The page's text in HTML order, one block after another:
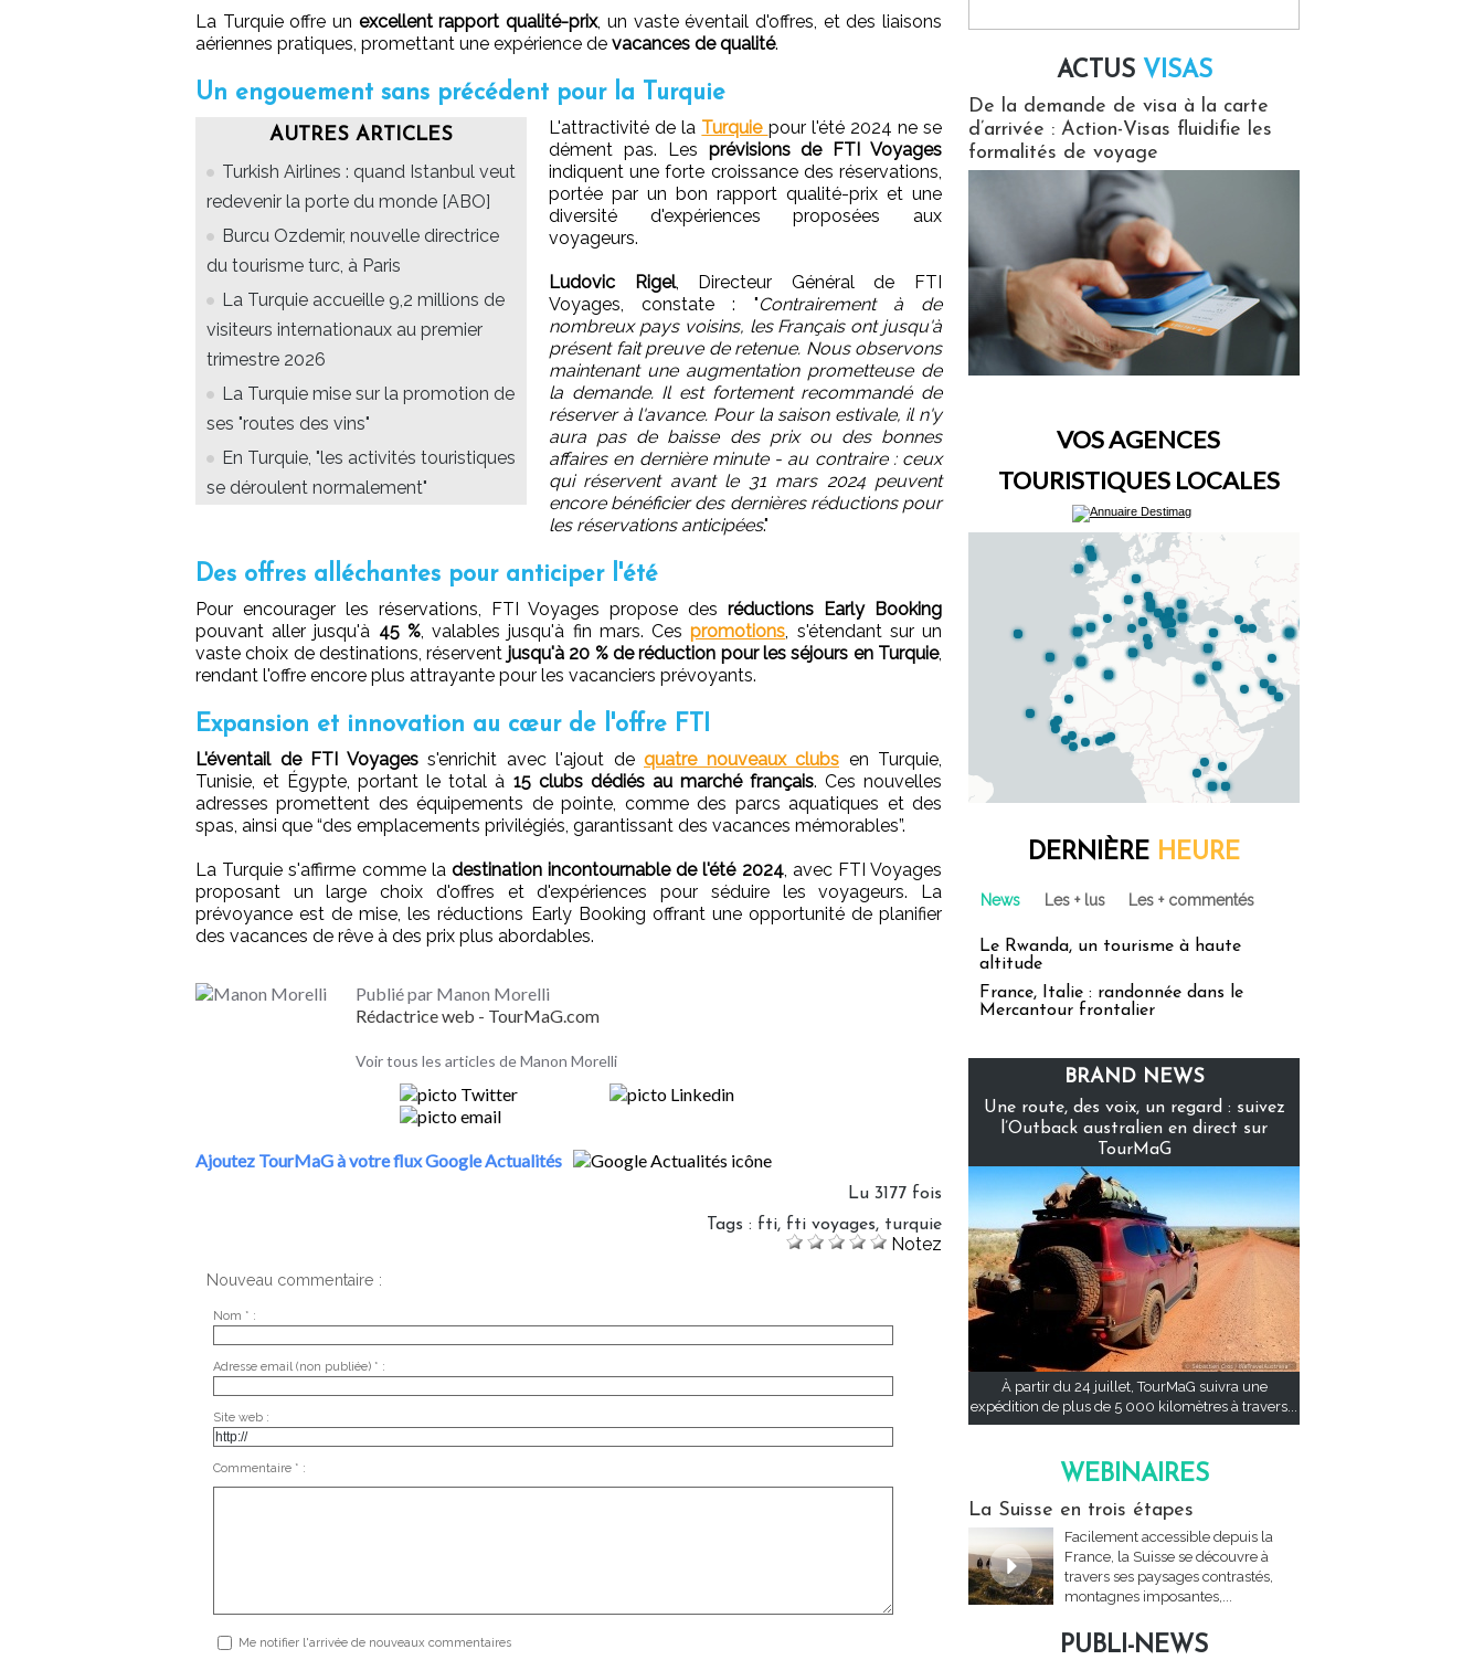
La Turquie offre un excellent rapport qualité-prix, un vaste éventail d'offres, et des liaisons
aériennes pratiques, promettant une expérience de vacances de qualité.
Un engouement sans précédent pour la Turquie
AUTRES ARTICLES
Turkish Airlines : quand Istanbul veut
redevenir la porte du monde [ABO]
Burcu Ozdemir, nouvelle directrice
du tourisme turc, à Paris
La Turquie accueille 9,2 millions de
visiteurs internationaux au premier
trimestre 2026
La Turquie mise sur la promotion de
ses "routes des vins"
En Turquie, "les activités touristiques
se déroulent normalement"
L'attractivité de la Turquie pour l'été 2024 ne se
dément pas. Les prévisions de FTI Voyages
indiquent une forte croissance des réservations,
portée par un bon rapport qualité-prix et une
diversité d'expériences proposées aux
voyageurs.
Ludovic Rigel, Directeur Général de FTI
Voyages, constate : "Contrairement à de
nombreux pays voisins, les Français ont jusqu'à
présent fait preuve de retenue. Nous observons
maintenant une augmentation prometteuse de
la demande. Il est fortement recommandé de
réserver à l'avance. Pour la saison estivale, il n'y
aura pas de baisse des prix ou des bonnes
affaires en dernière minute - au contraire : ceux
qui réservent avant le 31 mars 2024 peuvent
encore bénéficier des dernières réductions pour
les réservations anticipées."
Des offres alléchantes pour anticiper l'été
Pour encourager les réservations, FTI Voyages propose des réductions Early Booking
pouvant aller jusqu'à 45 %, valables jusqu'à fin mars. Cespromotions , s'étendant sur un
vaste choix de destinations, réservent jusqu'à 20 % de réduction pour les séjours en Turquie,
rendant l'offre encore plus attrayante pour les vacanciers prévoyants.
Expansion et innovation au cœur de l'offre FTI
L'éventail de FTI Voyagess'enrichit avec l'ajout de quatre nouveaux clubs en Turquie,
Tunisie, et Égypte, portant le total à 15 clubs dédiés au marché français. Ces nouvelles
adresses promettent des équipements de pointe, comme des parcs aquatiques et des
spas, ainsi que “des emplacements privilégiés, garantissant des vacances mémorables”.
La Turquie s'affirme comme la destination incontournable de l'été 2024, avec FTI Voyages
proposant un large choix d'offres et d'expériences pour séduire les voyageurs. La
prévoyance est de mise, les réductions Early Booking offrant une opportunité de planifier
des vacances de rêve à des prix plus abordables.
Publié par Manon Morelli
Rédactrice web - TourMaG.com
Voir tous les articles de Manon Morelli
Ajoutez TourMaG à votre flux Google Actualités
Lu 3177 fois
Tags : fti, fti voyages, turquie
Notez
Nouveau commentaire :
Nom * :
Adresse email (non publiée) * :
Site web :
Commentaire * :
Me notifier l'arrivée de nouveaux commentaires
ACTUS VISAS
De la demande de visa à la carte
d’arrivée : Action-Visas fluidifie les
formalités de voyage
VOS AGENCES
TOURISTIQUES LOCALES
DERNIÈRE HEURE
News Les + lus Les + commentés
Le Rwanda, un tourisme à haute
altitude
France, Italie : randonnée dans le
Mercantour frontalier
BRAND NEWS
Une route, des voix, un regard : suivez
l’Outback australien en direct sur
TourMaG
À partir du 24 juillet, TourMaG suivra une
expédition de plus de 5 000 kilomètres à travers...
WEBINAIRES
La Suisse en trois étapes
Facilement accessible depuis la
France, la Suisse se découvre à
travers ses paysages contrastés,
montagnes imposantes,...
PUBLI-NEWS